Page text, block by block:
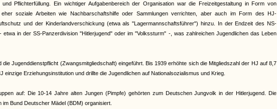
Pflichterfüllung. Ein wichtiger Aufgabenbereich der Organisation war die Freizeitgestaltung in Form von
soziale Arbeiten wie Nachbarschaftshilfe oder Sammlungen verrichten, aber auch im Form des HJ-
und der Kinderlandverschickung (etwa als "Lagermannschaftsführer") hinzu. In der Endzeit des NS-
in der SS-Panzerdivision "Hitlerjugend" oder im "Volkssturm" -, was zahlreichen Jugendlichen das Leben
Jugenddienstpflicht (Zwangsmitgliedschaft) eingeführt. Bis 1939 erhöhte sich die Mitgliedszahl der HJ auf 8,7
Erziehungsinstitution und drillte die Jugendlichen auf Nationalsozialismus und Krieg.
auf: Die 10-14 Jahre alten Jungen (Pimpfe) gehörten zum Deutschen Jungvolk in der Hitlerjugend. Die
Bund Deutscher Mädel (BDM) organisiert.